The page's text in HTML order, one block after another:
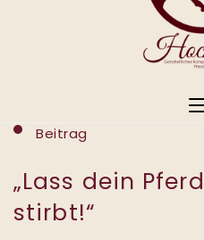
Beitrag
„Lass dein
stirbt!“